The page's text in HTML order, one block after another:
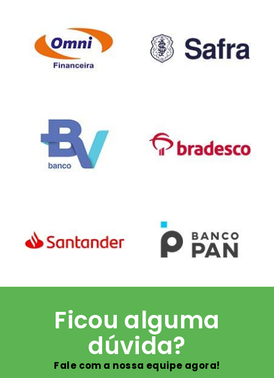
Ficou alguma
dúvida?
Fale com a nossa equipe agora!